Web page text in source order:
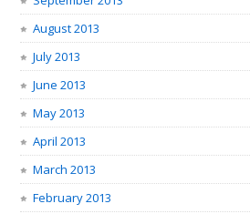
August 2013
July 2013
June 2013
May 2013
April 2013
March 2013
February 2013